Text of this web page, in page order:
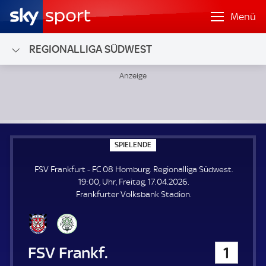
Menü
REGIONALLIGA SÜDWEST
SPIELENDE
P
E
L
E
N
FSV Frankfurt - FC 08 Homburg. Regionalliga Südwest.
19:00, Uhr, Freitag, 17.04.2026.
Frankfurter Volksbank Stadion.
FSV Frankfurt
1